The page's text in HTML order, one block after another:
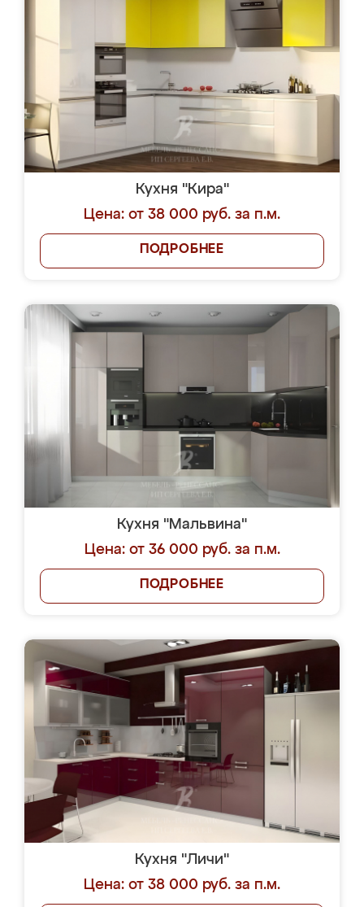
Кухня "Кира"
Цена: от 38 000 руб. за п.м.
ПОДРОБНЕЕ
Кухня "Мальвина"
Цена: от 36 000 руб. за п.м.
ПОДРОБНЕЕ
Кухня "Личи"
Цена: от 38 000 руб. за п.м.